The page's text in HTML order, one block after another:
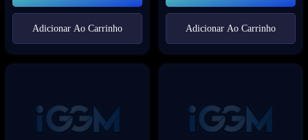
Adicionar Ao Carrinho Adicionar Ao Carrinho